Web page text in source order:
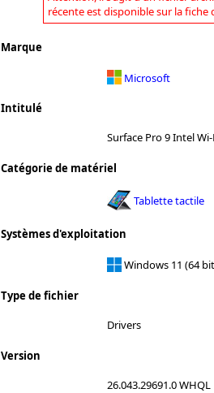
récente est disponible sur la
Marque
Microsoft
Intitulé
Surface Pro 9 Intel
Catégorie de matériel
Tablette tactile
Systèmes d'exploitation
Windows 11 (64
Type de fichier
Drivers
Version
26.043.29691.0 WHQL